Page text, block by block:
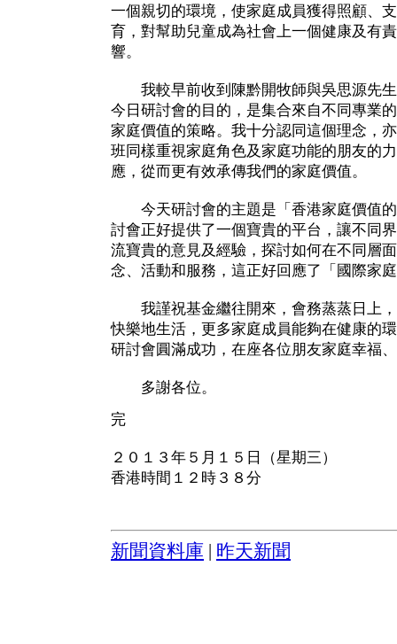
一個親切的環境，使家庭成員獲得照顧、
育，對幫助兒童成為社會上一個健康及有
響。
我較早前收到陳黔開牧師與吳思源先生
今日研討會的目的，是集合來自不同專業
家庭價值的策略。我十分認同這個理念，
班同樣重視家庭角色及家庭功能的朋友的
應，從而更有效承傳我們的家庭價值。
今天研討會的主題是「香港家庭價值的
討會正好提供了一個寶貴的平台，讓不同
流寶貴的意見及經驗，探討如何在不同層
念、活動和服務，這正好回應了「國際家
我謹祝基金繼往開來，會務蒸蒸日上，
快樂地生活，更多家庭成員能夠在健康的
研討會圓滿成功，在座各位朋友家庭幸福
多謝各位。
完
２０１３年５月１５日（星期三）
香港時間１２時３８分
新聞資料庫 昨天新聞